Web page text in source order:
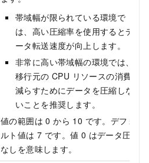
帯域幅が限られている環境で
は、高い圧縮率を使用するとデ
ータ転送速度が向上します。
非常に高い帯域幅の環境では、
移行元の CPU リソースの消費を
減らすためにデータを圧縮しな
いことを推奨します。
値の範囲は 0 から 10 です。デフォ
ルト値は 7 です。値 0 はデータ圧縮
なしを意味します。